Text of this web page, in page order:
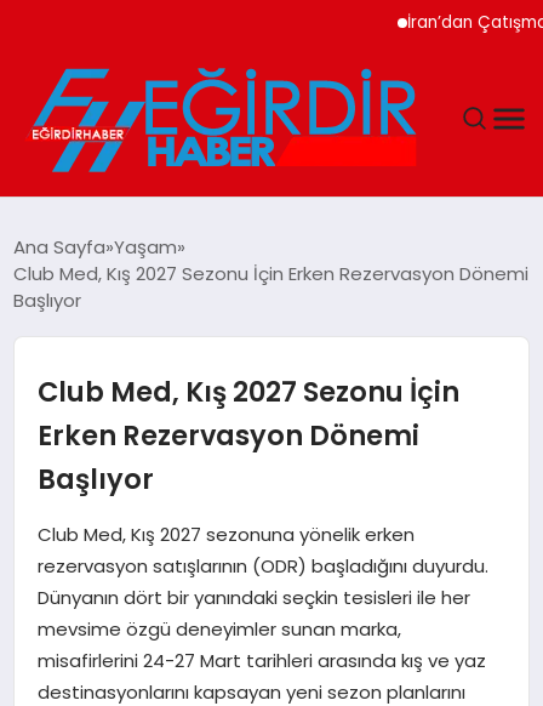
İran’dan Çatışma
EĞITIM
MAGAZIN
SIYASET
SPOR
TEKNOLOJI
Ana Sayfa Yaşam
Club Med, Kış 2027 Sezonu İçin Erken Rezervasyon Dönemi
Başlıyor
Club Med, Kış 2027 Sezonu İçin
Erken Rezervasyon Dönemi
Başlıyor
Club Med, Kış 2027 sezonuna yönelik erken
rezervasyon satışlarının (ODR) başladığını duyurdu.
Dünyanın dört bir yanındaki seçkin tesisleri ile her
mevsime özgü deneyimler sunan marka,
misafirlerini 24-27 Mart tarihleri arasında kış ve yaz
destinasyonlarını kapsayan yeni sezon planlarını